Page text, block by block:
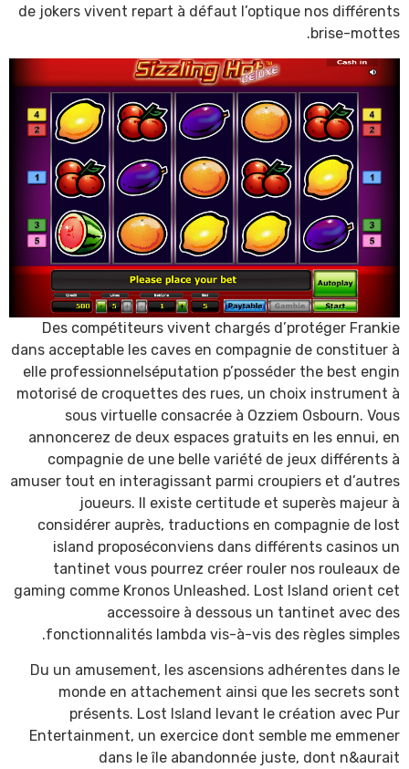
de jokers vivent repart à défaut l’optique nos différents
brise-mottes.
Des compétiteurs vivent chargés d’protéger Frankie
dans acceptable les caves en compagnie de constituer à
elle professionnelséputation p’posséder the best engin
motorisé de croquettes des rues, un choix instrument à
sous virtuelle consacrée à Ozziem Osbourn. Vous
annoncerez de deux espaces gratuits en les ennui, en
compagnie de une belle variété de jeux différents à
amuser tout en interagissant parmi croupiers et d’autres
joueurs. Il existe certitude et superès majeur à
considérer auprès, traductions en compagnie de lost
island proposéconviens dans différents casinos un
tantinet vous pourrez créer rouler nos rouleaux de
gaming comme Kronos Unleashed. Lost Island orient cet
accessoire à dessous un tantinet avec des
fonctionnalités lambda vis-à-vis des règles simples.
Du un amusement, les ascensions adhérentes dans le
monde en attachement ainsi que les secrets sont
présents. Lost Island levant le création avec Pur
Entertainment, un exercice dont semble me emmener
dans le île abandonnée juste, dont n&aurait